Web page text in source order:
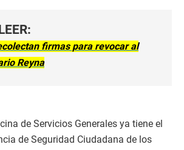
firmas para revocar al
Reyna
de Servicios Generales ya tiene el
de Seguridad Ciudadana de los